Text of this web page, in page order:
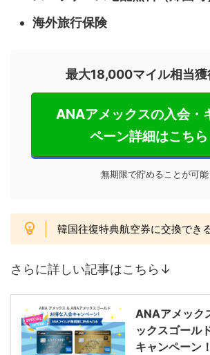
海外旅行保険
最大18,000マイル相当獲
ANAアメックスの入会・
ペーン詳細はこちら
無期限で貯めることが可能
韓国往復特典航空券に交換でき
さらに詳しい記事はこちら↓
ANAアメック
ックスゴール
キャンペーン